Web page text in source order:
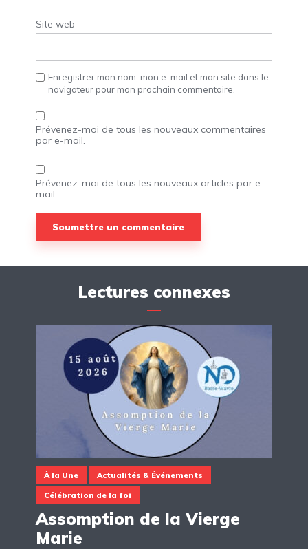
Site web
Enregistrer mon nom, mon e-mail et mon site dans le
navigateur pour mon prochain commentaire.
Prévenez-moi de tous les nouveaux commentaires
par e-mail.
Prévenez-moi de tous les nouveaux articles par e-
mail.
Lectures connexes
À la Une Actualités & Événements
Célébration de la foi
Assomption de la Vierge
Marie